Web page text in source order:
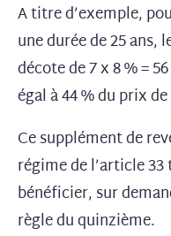
A titre d’exemple,
une durée de 25 ans,
décote de 7 x 8 % =
égal à 44 % du prix
Ce supplément de
régime de l’article
bénéficier, sur
règle du quinzième.